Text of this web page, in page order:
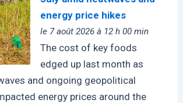
energy price hikes
le 7 août 2026 à 12 h 00 min
The cost of key foods
edged up last month as
and ongoing geopolitical
energy prices around the